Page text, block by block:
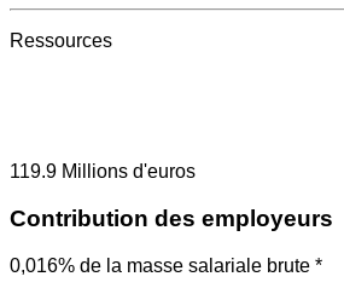
Ressources
119.9 Millions d'euros
Contribution des employeurs
0,016% de la masse salariale brute *